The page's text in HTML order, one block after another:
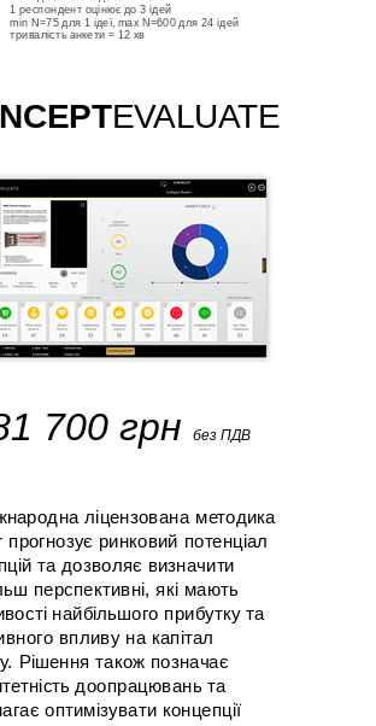
EVALUATE
1 респондент оцінює до 3 ідей
min N=75 для 1 ідеї, max N=600 для 24 ідей
тривалість анкети = 12 хв
ліцензована методика
прогнозує ринковий потенціал
та дозволяє визначити
перспективні, які мають
найбільшого прибутку та
впливу на капітал
Рішення також позначає
доопрацювань та
оптимізувати концепції
700 грн без ПДВ